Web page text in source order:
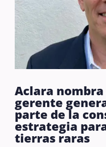
Aclara
gerente
parte de la
estrategia
tierras raras